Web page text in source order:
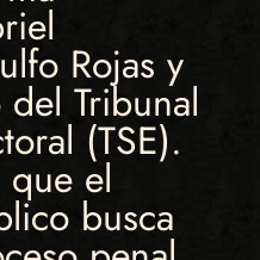
Rojas y
Tribunal
(TSE).
el
busca